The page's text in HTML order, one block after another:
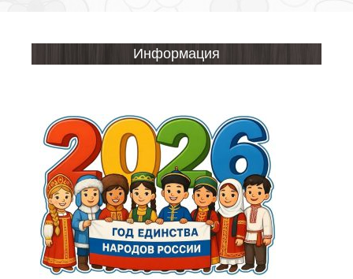
Информация